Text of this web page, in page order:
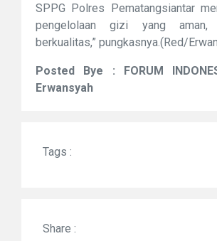
SPPG Polres Pematangsiantar
pengelolaan gizi yang
berkualitas,” pungkasnya.(Red/
Posted Bye : FORUM
Erwansyah
Tags :
Share :